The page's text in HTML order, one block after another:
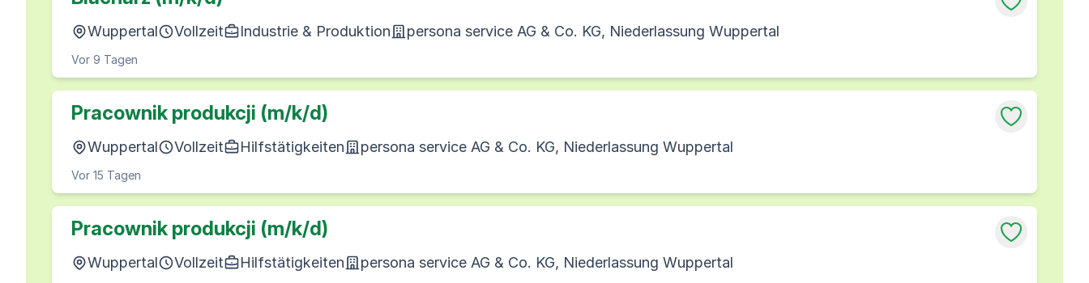
Wuppertal Vollzeit Industrie & Produktion persona service AG & Co. KG, Niederlassung Wuppertal
Vor 9 Tagen
Pracownik produkcji (m/k/d)
Wuppertal Vollzeit Hilfstätigkeiten persona service AG & Co. KG, Niederlassung Wuppertal
Vor 15 Tagen
Pracownik produkcji (m/k/d)
Wuppertal Vollzeit Hilfstätigkeiten persona service AG & Co. KG, Niederlassung Wuppertal